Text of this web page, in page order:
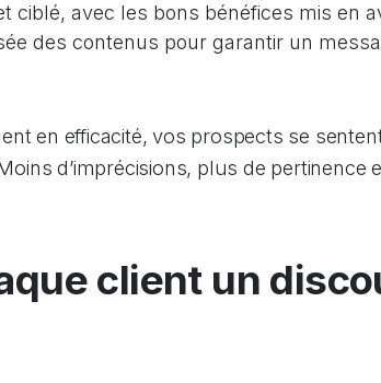
ciblé, avec les bons bénéfices mis en
des contenus pour garantir un
en efficacité, vos prospects se
d’imprécisions, plus de pertinence
client un